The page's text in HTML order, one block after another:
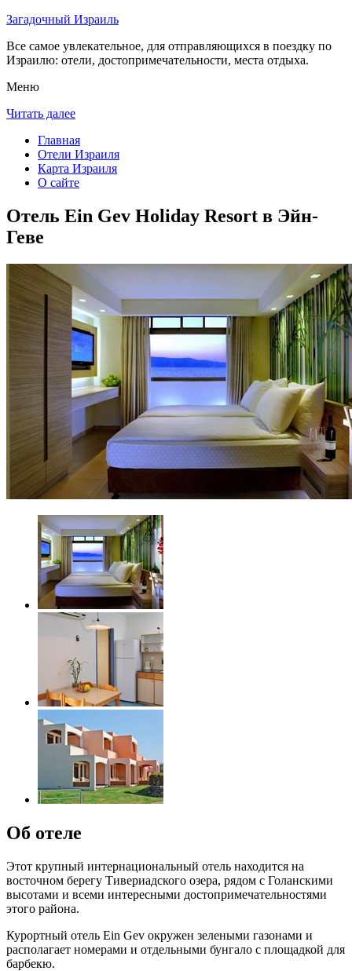
Загадочный Израиль
Все самое увлекательное, для отправляющихся в поездку по
Израилю: отели, достопримечательности, места отдыха.
Меню
Читать далее
Главная
Отели Израиля
Карта Израиля
О сайте
Отель Ein Gev Holiday Resort в Эйн-
Геве
Об отеле
Этот крупный интернациональный отель находится на
восточном берегу Тивериадского озера, рядом с Голанскими
высотами и всеми интересными достопримечательностями
этого района.
Курортный отель Ein Gev окружен зелеными газонами и
располагает номерами и отдельными бунгало с площадкой для
барбекю.